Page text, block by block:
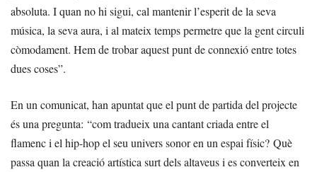
absoluta. I quan no hi sigui, cal mantenir l’esperit de la seva
música, la seva aura, i al mateix temps permetre que la gent circuli
còmodament. Hem de trobar aquest punt de connexió entre totes
dues coses”.
En un comunicat, han apuntat que el punt de partida del projecte
és una pregunta: “com tradueix una cantant criada entre el
flamenc i el hip-hop el seu univers sonor en un espai físic? Què
passa quan la creació artística surt dels altaveus i es converteix en